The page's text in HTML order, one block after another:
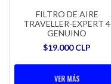
FILTRO DE AIRE
TRAVELLER-EXPERT 4
GENUINO
$19.000 CLP
VER MÁS